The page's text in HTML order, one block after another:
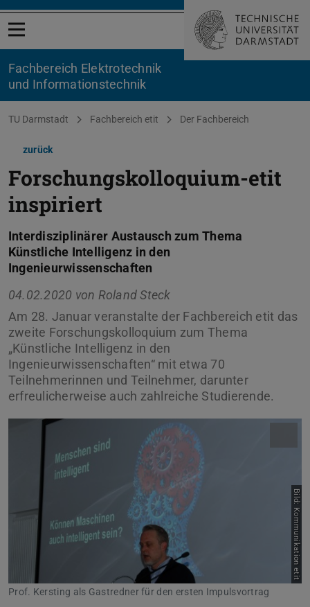
Menü öffnen
Fachbereich Elektrotechnik
und Informationstechnik
Sie befinden sich hier:
TU Darmstadt Fachbereich etit Der Fachbereich
zurück
Forschungskolloquium-etit
inspiriert
Interdisziplinärer Austausch zum Thema
Künstliche Intelligenz in den
Ingenieurwissenschaften
04.02.2020 von Roland Steck
Am 28. Januar veranstalte der Fachbereich etit das
zweite Forschungskolloquium zum Thema
„Künstliche Intelligenz in den
Ingenieurwissenschaften“ mit etwa 70
Teilnehmerinnen und Teilnehmer, darunter
erfreulicherweise auch zahlreiche Studierende.
Bild: Kommunikation etit
Prof. Kersting als Gastredner für den ersten Impulsvortrag